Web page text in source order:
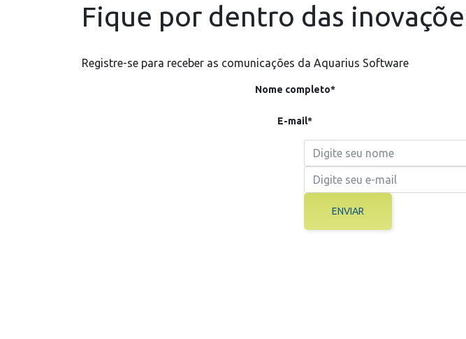
Fique por dentro das
Registre-se para receber as comunicações da Aquarius Software
Nome completo*
E-mail*
ENVIAR